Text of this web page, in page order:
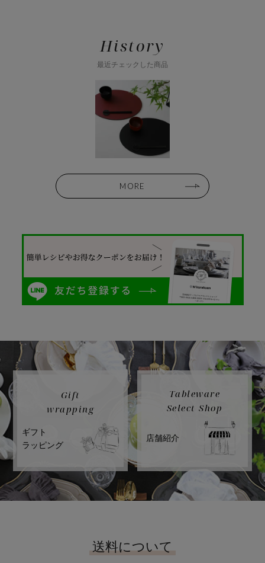
History
最近チェックした商品
MORE
Gift
wrapping
ギフト
ラッピング
Tableware
Select Shop
店舗紹介
送料について